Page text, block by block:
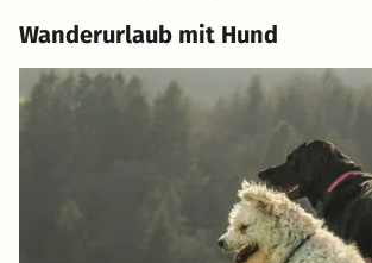
Wanderurlaub mit Hund